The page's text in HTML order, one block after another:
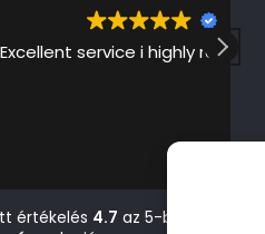
i highly recommend
értékelés 4.7 az 5-ből,